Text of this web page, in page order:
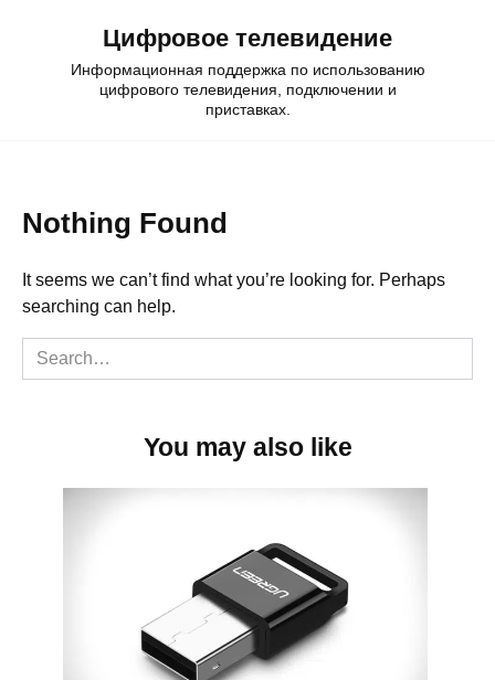
Цифровое телевидение
Информационная поддержка по использованию
цифрового телевидения, подключении и
приставках.
Nothing Found
It seems we can’t find what you’re looking for. Perhaps
searching can help.
Search
for:
You may also like